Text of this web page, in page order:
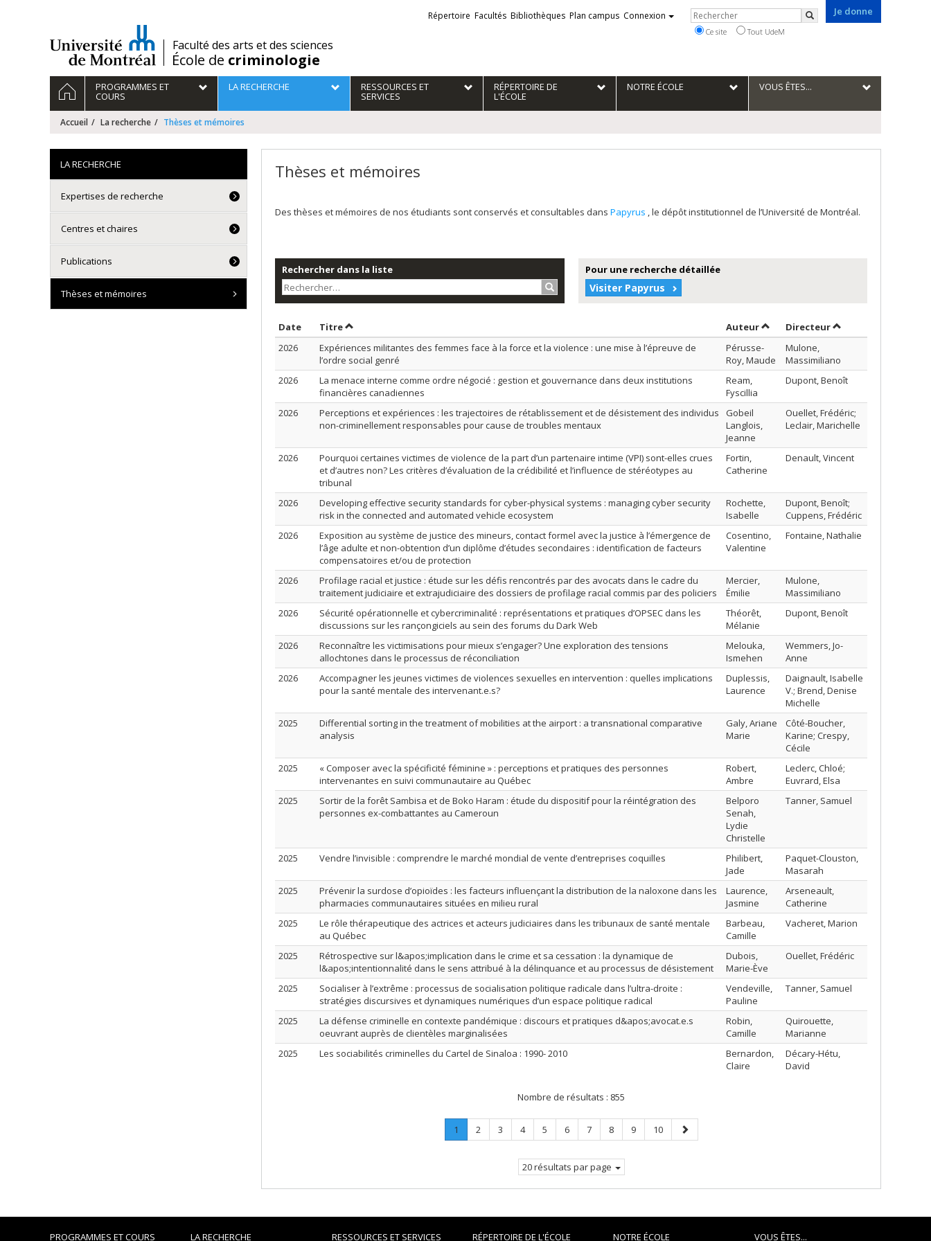
/Faculté des arts et des sciences
École de criminologie
Je donne
Liens
externes
Répertoire Facultés Bibliothèques Plan campus Connexion Rechercher
Rechercher
Ce site Tout UdeM
Navigation
principale
ACCUEILPROGRAMMES ET
COURS
LA RECHERCHE RESSOURCES ET
SERVICES
RÉPERTOIRE DE
L'ÉCOLE
NOTRE ÉCOLE VOUS ÊTES...
Accueil La recherche Thèses et mémoires
Thèses et mémoires
Des thèses et mémoires de nos étudiants sont conservés et consultables dans Papyrus , le dépôt institutionnel de l’Université de Montréal.
Rechercher dans la liste
Rechercher…
Pour une recherche détaillée
Visiter Papyrus
Date Trier par date en ordre croissant
TitreTrier par titre en ordre croissant AuteurTrier par auteur en ordre croissant
Directeurpar contributeur en
2026
Expériences militantes des femmes face à la force et la violence : une mise à l’épreuve de
l’ordre social genré
Pérusse-
Roy, Maude
Mulone,
Massimiliano
2026
La menace interne comme ordre négocié : gestion et gouvernance dans deux institutions
financières canadiennes
Ream,
Fyscillia
Dupont, Benoît
2026
Perceptions et expériences : les trajectoires de rétablissement et de désistement des individus
non-criminellement responsables pour cause de troubles mentaux
Gobeil
Langlois,
Jeanne
Ouellet, Frédéric;
Leclair, Marichelle
2026
Pourquoi certaines victimes de violence de la part d’un partenaire intime (VPI) sont-elles crues
et d’autres non? Les critères d’évaluation de la crédibilité et l’influence de stéréotypes au
tribunal
Fortin,
Catherine
Denault, Vincent
2026
Developing effective security standards for cyber-physical systems : managing cyber security
risk in the connected and automated vehicle ecosystem
Rochette,
Isabelle
Dupont, Benoît;
Cuppens, Frédéric
2026
Exposition au système de justice des mineurs, contact formel avec la justice à l’émergence de
l’âge adulte et non-obtention d’un diplôme d’études secondaires : identification de facteurs
compensatoires et/ou de protection
Cosentino,
Valentine
Fontaine, Nathalie
2026
Profilage racial et justice : étude sur les défis rencontrés par des avocats dans le cadre du
traitement judiciaire et extrajudiciaire des dossiers de profilage racial commis par des policiers
Mercier,
Émilie
Mulone,
Massimiliano
2026
Sécurité opérationnelle et cybercriminalité : représentations et pratiques d’OPSEC dans les
discussions sur les rançongiciels au sein des forums du Dark Web
Théorêt,
Mélanie
Dupont, Benoît
2026
Reconnaître les victimisations pour mieux s’engager? Une exploration des tensions
allochtones dans le processus de réconciliation
Melouka,
Ismehen
Wemmers, Jo-
Anne
2026
Accompagner les jeunes victimes de violences sexuelles en intervention : quelles implications
pour la santé mentale des intervenant.e.s?
Duplessis,
Laurence
Daignault, Isabelle
V.; Brend, Denise
Michelle
2025
Differential sorting in the treatment of mobilities at the airport : a transnational comparative
analysis
Galy, Ariane
Marie
Côté-Boucher,
Karine; Crespy,
Cécile
2025
« Composer avec la spécificité féminine » : perceptions et pratiques des personnes
intervenantes en suivi communautaire au Québec
Robert,
Ambre
Leclerc, Chloé;
Euvrard, Elsa
2025
Sortir de la forêt Sambisa et de Boko Haram : étude du dispositif pour la réintégration des
personnes ex-combattantes au Cameroun
Belporo
Senah,
Lydie
Christelle
Tanner, Samuel
2025 Vendre l’invisible : comprendre le marché mondial de vente d’entreprises coquilles
Philibert,
Jade
Paquet-Clouston,
Masarah
2025
Prévenir la surdose d’opioïdes : les facteurs influençant la distribution de la naloxone dans les
pharmacies communautaires situées en milieu rural
Laurence,
Jasmine
Arseneault,
Catherine
2025
Le rôle thérapeutique des actrices et acteurs judiciaires dans les tribunaux de santé mentale
au Québec
Barbeau,
Camille
Vacheret, Marion
2025
Rétrospective sur l&apos;implication dans le crime et sa cessation : la dynamique de
l&apos;intentionnalité dans le sens attribué à la délinquance et au processus de désistement
Dubois,
Marie-Ève
Ouellet, Frédéric
2025
Socialiser à l’extrême : processus de socialisation politique radicale dans l’ultra-droite :
stratégies discursives et dynamiques numériques d’un espace politique radical
Vendeville,
Pauline
Tanner, Samuel
2025
La défense criminelle en contexte pandémique : discours et pratiques d&apos;avocat.e.s
oeuvrant auprès de clientèles marginalisées
Robin,
Camille
Quirouette,
Marianne
2025
Les sociabilités criminelles du Cartel de Sinaloa : 1990- 2010
Bernardon,
Claire
Décary-Hétu,
David
Nombre de résultats : 855
Page
1
Page
Page
2 Page
3 Page
4 Page
5 Page
6 Page
7 Page
8 Page
9 Page
10
Page
suivante
20 résultats par page
LA RECHERCHE
Expertises de recherche
Centres et chaires
Publications
Thèses et mémoires
PROGRAMMES ET COURS LA RECHERCHE RESSOURCES ET SERVICES RÉPERTOIRE DE L'ÉCOLE NOTRE ÉCOLE VOUS ÊTES...